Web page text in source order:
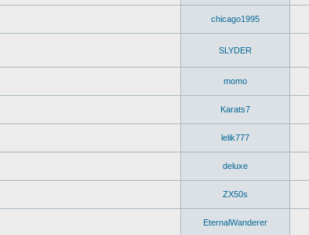
chicago1995
SLYDER
momo
Karats7
lelik777
deluxe
ZX50s
EternalWanderer